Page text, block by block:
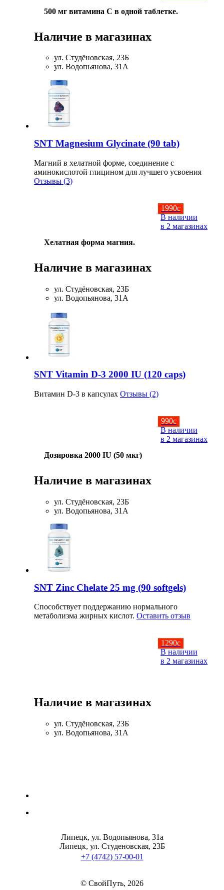
500 мг витамина С в одной таблетке.
Наличие в магазинах
ул. Студёновская, 23Б
ул. Водопьянова, 31А
1990c
В наличии
в 2 магазинах
SNT Magnesium Glycinate (90 tab)
Магний в хелатной форме, соединение с
аминокислотой глицином для лучшего усвоения
Отзывы (3)
Хелатная форма магния.
Наличие в магазинах
ул. Студёновская, 23Б
ул. Водопьянова, 31А
990c
В наличии
в 2 магазинах
SNT Vitamin D-3 2000 IU (120 caps)
Витамин D-3 в капсулах Отзывы (2)
Дозировка 2000 IU (50 мкг)
Наличие в магазинах
ул. Студёновская, 23Б
ул. Водопьянова, 31А
1290c
В наличии
в 2 магазинах
SNT Zinc Chelate 25 mg (90 softgels)
Способствует поддержанию нормального
метаболизма жирных кислот. Оставить отзыв
Наличие в магазинах
ул. Студёновская, 23Б
ул. Водопьянова, 31А
Липецк, ул. Водопьянова, 31а
Липецк, ул. Студеновская, 23Б
+7 (4742) 57-00-01
© СвойПуть, 2026